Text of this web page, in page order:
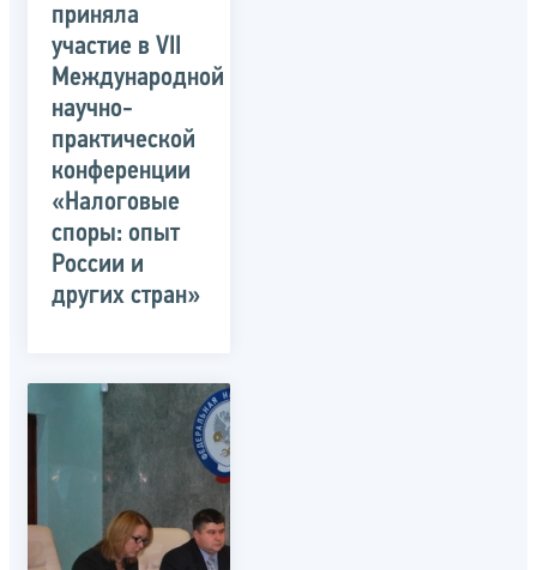
приняла
участие в VII
Международной
научно-
практической
конференции
«Налоговые
споры: опыт
России и
других стран»